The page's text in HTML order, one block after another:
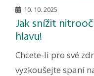
10. 10. 2025
Jak snížit
hlavu!
Chcete-li pro své
vyzkoušejte spaní